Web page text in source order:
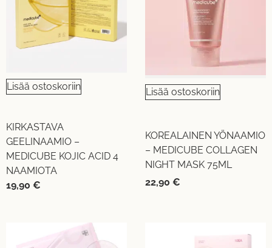
Lisää ostoskoriin
KIRKASTAVA
GEELINAAMIO –
MEDICUBE KOJIC ACID 4
NAAMIOTA
19,90 €
Lisää ostoskoriin
KOREALAINEN YÖNAAMIO
– MEDICUBE COLLAGEN
NIGHT MASK 75ML
22,90 €